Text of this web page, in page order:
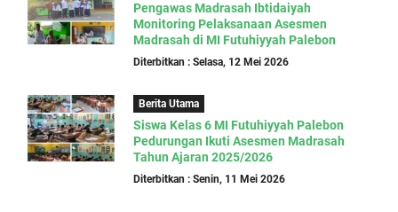
Pengawas Madrasah Ibtidaiyah
Monitoring Pelaksanaan Asesmen
Madrasah di MI Futuhiyyah Palebon
Diterbitkan : Selasa, 12 Mei 2026
Berita Utama
Siswa Kelas 6 MI Futuhiyyah Palebon
Pedurungan Ikuti Asesmen Madrasah
Tahun Ajaran 2025/2026
Diterbitkan : Senin, 11 Mei 2026